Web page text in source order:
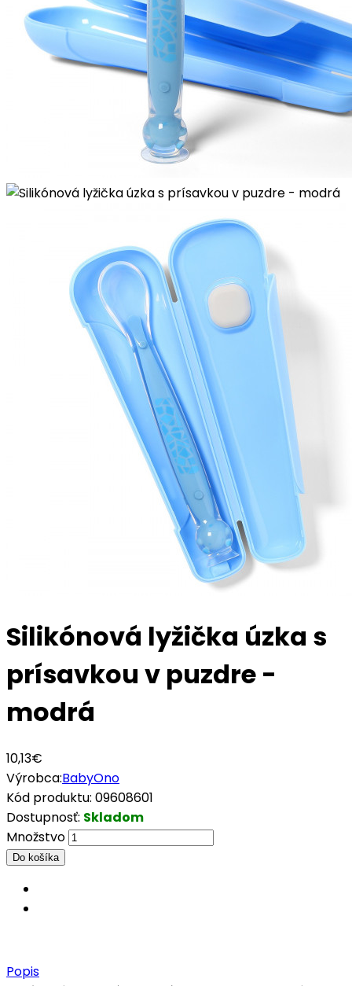
Silikónová lyžička úzka s
prísavkou v puzdre -
modrá
10,13€
Výrobca:BabyOno
Kód produktu: 09608601
Dostupnosť: Skladom
Množstvo
Popis